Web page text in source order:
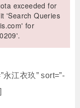
exceeded for
'Search Queries
for
江衣玖” sort=”-